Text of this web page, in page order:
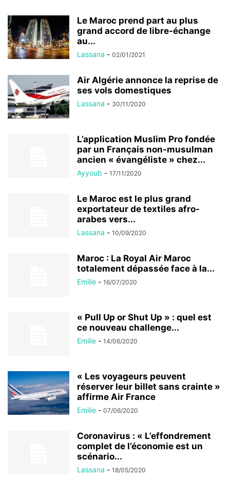
Le Maroc prend part au plus
grand accord de libre-échange
au...
Lassana - 02/01/2021
Air Algérie annonce la reprise de
ses vols domestiques
Lassana - 30/11/2020
L’application Muslim Pro fondée
par un Français non-musulman
ancien « évangéliste » chez...
Ayyoub - 17/11/2020
Le Maroc est le plus grand
exportateur de textiles afro-
arabes vers...
Lassana - 10/09/2020
Maroc : La Royal Air Maroc
totalement dépassée face à la...
Emilie - 16/07/2020
« Pull Up or Shut Up » : quel est
ce nouveau challenge...
Emilie - 14/06/2020
« Les voyageurs peuvent
réserver leur billet sans crainte »
affirme Air France
Emilie - 07/06/2020
Coronavirus : « L’effondrement
complet de l’économie est un
scénario...
Lassana - 18/05/2020